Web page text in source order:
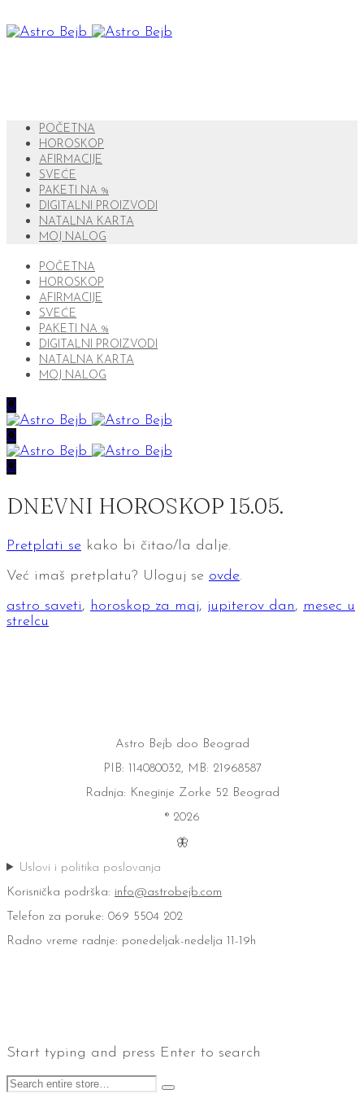
POČETNA
HOROSKOP
AFIRMACIJE
SVEĆE
PAKETI NA %
DIGITALNI PROIZVODI
NATALNA KARTA
MOJ NALOG
POČETNA
HOROSKOP
AFIRMACIJE
SVEĆE
PAKETI NA %
DIGITALNI PROIZVODI
NATALNA KARTA
MOJ NALOG
0
0
0
DNEVNI HOROSKOP 15.05.
Pretplati se kako bi čitao/la dalje.
Već imaš pretplatu? Uloguj se ovde.
astro saveti, horoskop za maj, jupiterov dan, mesec u
strelcu
Astro Bejb doo Beograd
PIB: 114080032, MB: 21968587
Radnja: Kneginje Zorke 52 Beograd
® 2026
🦋
Uslovi i politika poslovanja
Korisnička podrška: info@astrobejb.com
Telefon za poruke: 069 5504 202
Radno vreme radnje: ponedeljak-nedelja 11-19h
Start typing and press Enter to search